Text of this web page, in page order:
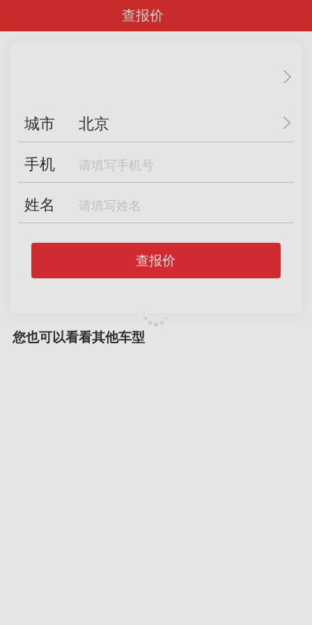
查报价
城市 北京
手机
姓名
查报价
您也可以看看其他车型